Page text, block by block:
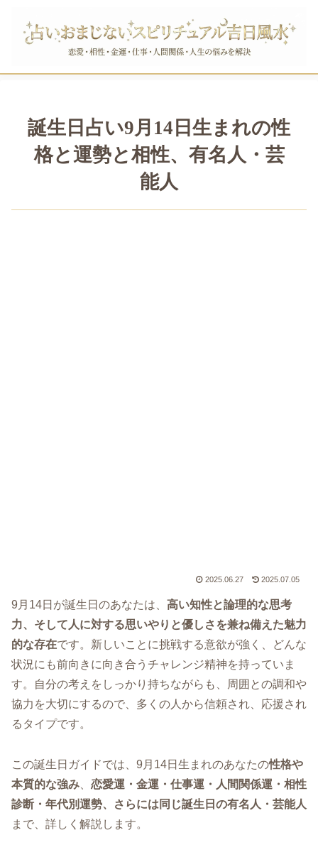
誕生日占い9月14日生まれの性
格と運勢と相性、有名人・芸
能人
2025.06.27 2025.07.05
9月14日が誕生日のあなたは、 高い知性と論理的な思考
力、そして人に対する思いやりと優しさを兼ね備えた魅力
的な存在です。新しいことに挑戦する意欲が強く、どんな
状況にも前向きに向き合うチャレンジ精神を持っていま
す。自分の考えをしっかり持ちながらも、周囲との調和や
協力を大切にするので、多くの人から信頼され、応援され
るタイプです。
この誕生日ガイドでは、9月14日生まれのあなたの性格や
本質的な強み
恋愛運・金運・仕事運・人間関係運・相性
診断・年代別運勢、さらには同じ誕生日の有名人・芸能人
まで、詳しく解説します。